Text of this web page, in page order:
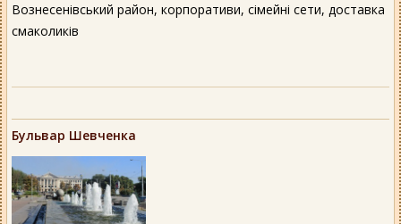
Вознесенівський район, корпоративи, сімейні сети, доставка
смаколиків
Бульвар Шевченка